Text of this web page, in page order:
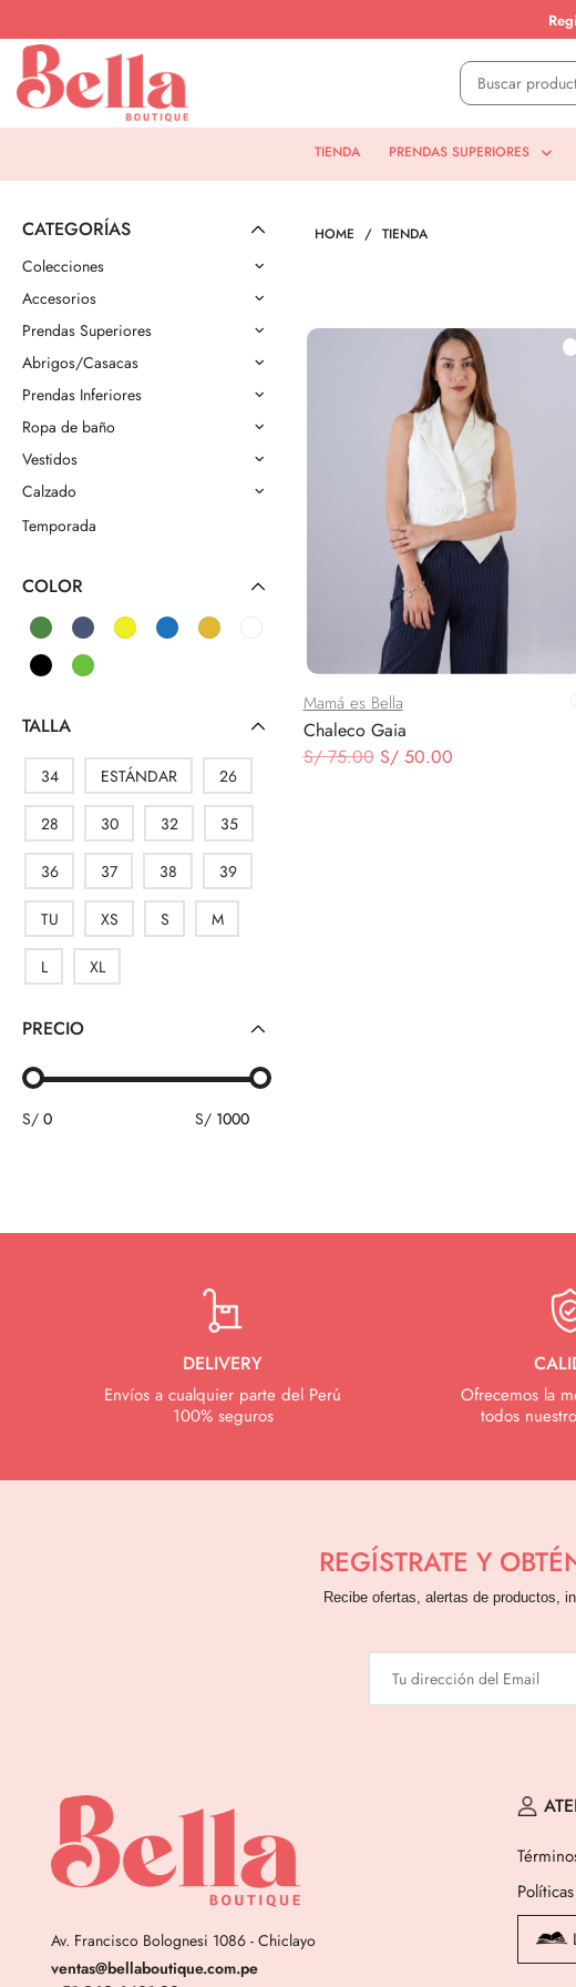
TIENDA PRENDAS SUPERIORES
CATEGORÍAS
Colecciones
Accesorios
Prendas Superiores
Abrigos/Casacas
Prendas Inferiores
Ropa de baño
Vestidos
Calzado
Temporada
COLOR
TALLA
34 ESTÁNDAR 26
28 30 32 35
36 37 38 39
TU XS S M
L XL
PRECIO
S/ S/
HOME TIENDA
Mamá es Bella
Chaleco Gaia
S/75.00 El
S/50.00El
DELIVERY
Envíos a cualquier parte del Perú
100% seguros
Ofrecemos la
todos
REGÍSTRATE Y
Recibe ofertas, alertas de productos,
Av. Francisco Bolognesi 1086 - Chiclayo
ventas@bellaboutique.com.pe